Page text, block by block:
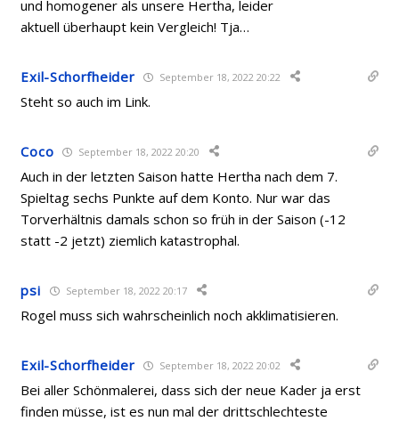
und homogener als unsere Hertha, leider
aktuell überhaupt kein Vergleich! Tja…
Exil-Schorfheider September 18, 2022 20:22
Steht so auch im Link.
Coco September 18, 2022 20:20
Auch in der letzten Saison hatte Hertha nach dem 7.
Spieltag sechs Punkte auf dem Konto. Nur war das
Torverhältnis damals schon so früh in der Saison (-12
statt -2 jetzt) ziemlich katastrophal.
psi September 18, 2022 20:17
Rogel muss sich wahrscheinlich noch akklimatisieren.
Exil-Schorfheider September 18, 2022 20:02
Bei aller Schönmalerei, dass sich der neue Kader ja erst
finden müsse, ist es nun mal der drittschlechteste